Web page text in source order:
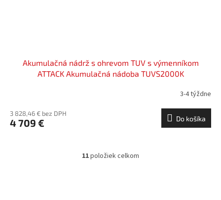
Akumulačná nádrž s ohrevom TUV s výmenníkom
ATTACK Akumulačná nádoba TUVS2000K
3-4 týždne
3 828,46 € bez DPH
4 709 € Do košíka
O
11položiek celkom